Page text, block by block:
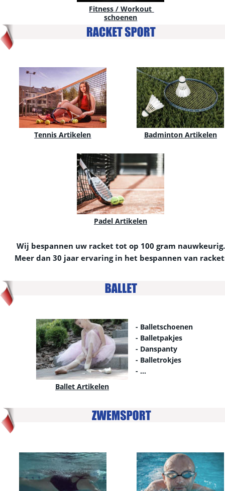
Tennis Artikelen Badminton Artikelen
Padel Artikelen
Wij bespannen uw racket tot op 100 gram nauwkeurig.
Meer dan 30 jaar ervaring in het bespannen van
Ballet Artikelen
- Balletschoenen
- Balletpakjes
- Danspanty
- Balletrokjes
- …
Fitness / Workout
schoenen